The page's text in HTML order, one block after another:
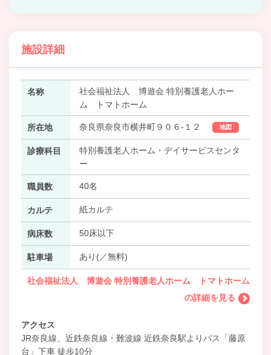
施設詳細
名称
社会福祉法人 博遊会 特別養護老人ホー
ム トマトホーム
所在地 奈良県奈良市横井町９０６-１２ 地図
診療科目
特別養護老人ホーム・デイサービスセンタ
ー
職員数 40名
カルテ 紙カルテ
病床数 50床以下
駐車場 あり(／無料)
社会福祉法人 博遊会 特別養護老人ホーム トマトホーム
の詳細を見る
アクセス
JR奈良線、近鉄奈良線・難波線 近鉄奈良駅よりバス「藤原
台」下車 徒歩10分